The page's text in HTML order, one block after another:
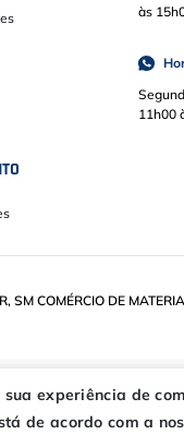
ESPECIAIS
experiência de
de acordo com a
às
11h00
COMÉRCIO DE